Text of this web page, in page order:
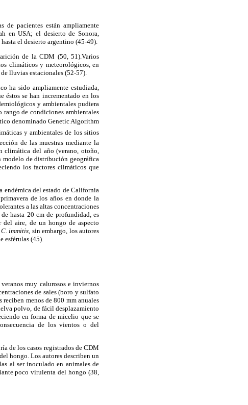
de pacientes están ampliamente
en USA; el desierto de Sonora,
el desierto argentino (45-49).
de la CDM (50, 51).Varios
climáticos y meteorológicos, en
de lluvias estacionales (52-57).
ha sido ampliamente estudiada,
éstos se han incrementado en los
y ambientales pudiera
de condiciones ambientales
denominado Genetic Algorithm
y ambientales de los sitios
de las muestras mediante la
climática del año (verano, otoño,
modelo de distribución geográfica
los factores climáticos que
endémica del estado de California
de los años en donde la
a las altas concentraciones
hasta 20 cm de profundidad, es
aire, de un hongo de aspecto
C. immitis, sin embargo, los autores
esférulas (45).
veranos muy calurosos e inviernos
de sales (boro y sulfato
reciben menos de 800 mm anuales
polvo, de fácil desplazamiento
en forma de micelio que se
de los vientos o del
de los casos registrados de CDM
hongo. Los autores describen un
al ser inoculado en animales de
poco virulenta del hongo (38,